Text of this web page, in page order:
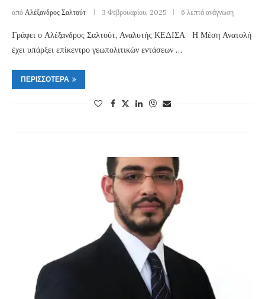
από Αλέξανδρος Σαλτούτ 3 Φεβρουαρίου, 2025 6 λεπτά ανάγνωση
Γράφει ο Αλέξανδρος Σαλτούτ, Αναλυτής ΚΕΔΙΣΑ Η Μέση Ανατολή
έχει υπάρξει επίκεντρο γεωπολιτικών εντάσεων …
ΠΕΡΙΣΣΌΤΕΡΑ